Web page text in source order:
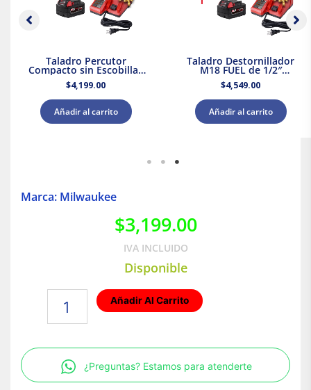
Taladro Percutor
Compacto sin Escobillas
M18 Milwaukee 3602-20 +
Kit Batería y Cargador
$4,199.00
Añadir al carrito
Taladro Destornillador
M18 FUEL de 1/2″
Milwaukee 2903-20 + Kit
Bateria y Cargador
$4,549.00
Añadir al carrito
Marca: Milwaukee
$3,199.00
IVA INCLUIDO
Disponible
De
1
Mango
Añadir Al Carrito
¿Preguntas? Estamos para atenderte